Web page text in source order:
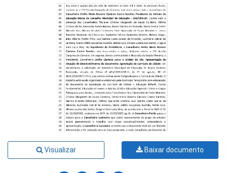
Visualizar Baixar documento